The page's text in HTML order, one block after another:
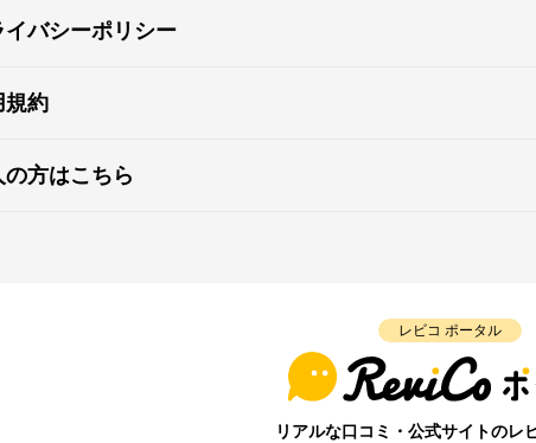
イバシーポリシー
規約
の方はこちら
レビコ ポータル
リアルな口コミ・公式サイトのレ